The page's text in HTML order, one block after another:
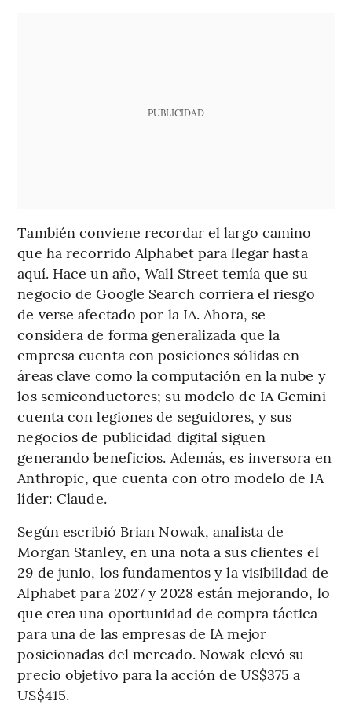
PUBLICIDAD
También conviene recordar el largo camino
que ha recorrido Alphabet para llegar hasta
aquí. Hace un año, Wall Street temía que su
negocio de Google Search corriera el riesgo
de verse afectado por la IA. Ahora, se
considera de forma generalizada que la
empresa cuenta con posiciones sólidas en
áreas clave como la computación en la nube y
los semiconductores; su modelo de IA Gemini
cuenta con legiones de seguidores, y sus
negocios de publicidad digital siguen
generando beneficios. Además, es inversora en
Anthropic, que cuenta con otro modelo de IA
líder: Claude.
Según escribió Brian Nowak, analista de
Morgan Stanley, en una nota a sus clientes el
29 de junio, los fundamentos y la visibilidad de
Alphabet para 2027 y 2028 están mejorando, lo
que crea una oportunidad de compra táctica
para una de las empresas de IA mejor
posicionadas del mercado. Nowak elevó su
precio objetivo para la acción de US$375 a
US$415.